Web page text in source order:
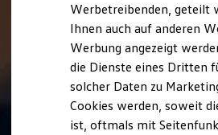
Werbetreibenden, geteilt
Ihnen auch auf anderen
Werbung angezeigt
die Dienste eines Dritten
solcher Daten zu
Cookies werden, soweit
ist, oftmals mit